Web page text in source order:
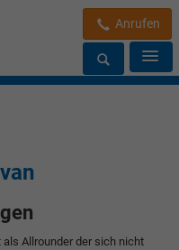
Anrufen
als Allrounder der sich nicht